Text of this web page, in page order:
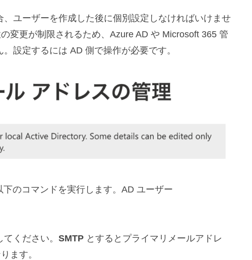
ユーザーを作成した後に個別設定しなければいけませ
変更が制限されるため、Azure AD や Microsoft 365 管
設定するには AD 側で操作が必要です。
のコマンドを実行します。AD ユーザー
ください。 SMTPとするとプライマリメールアドレ
ます。